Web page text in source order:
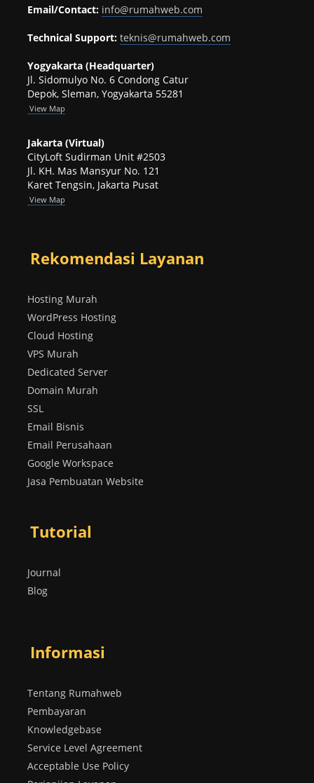
Email/Contact: info@rumahweb.com
Technical Support: teknis@rumahweb.com
Yogyakarta (Headquarter)
Jl. Sidomulyo No. 6 Condong Catur
Depok, Sleman, Yogyakarta 55281
View Map
Jakarta (Virtual)
CityLoft Sudirman Unit #2503
Jl. KH. Mas Mansyur No. 121
Karet Tengsin, Jakarta Pusat
View Map
Rekomendasi Layanan
Hosting Murah
WordPress Hosting
Cloud Hosting
VPS Murah
Dedicated Server
Domain Murah
SSL
Email Bisnis
Email Perusahaan
Google Workspace
Jasa Pembuatan Website
Tutorial
Journal
Blog
Informasi
Tentang Rumahweb
Pembayaran
Knowledgebase
Service Level Agreement
Acceptable Use Policy